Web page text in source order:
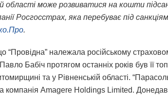
області може розвиватися на кошти
Росгосстрах, яка перебуває під
.
“Провідна” належала російському
Бабіч протягом останніх років був її
та у Рівненській області.
компанія Amagere Holdings Limited.